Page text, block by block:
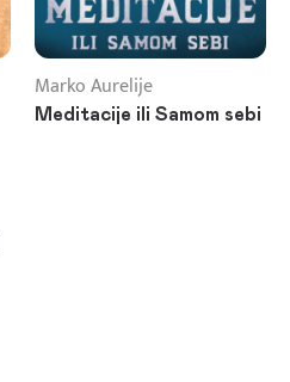
Marko Aurelije
Meditacije ili Samom sebi